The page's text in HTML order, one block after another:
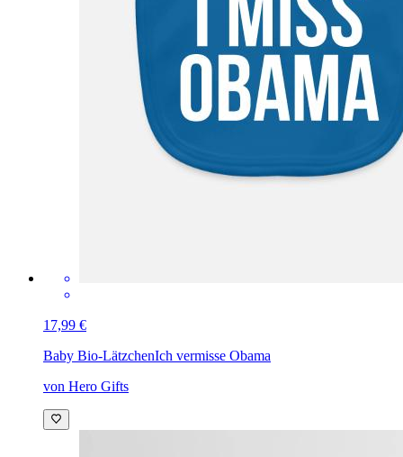
17,99 €
Baby Bio-LätzchenIch vermisse Obama
von Hero Gifts